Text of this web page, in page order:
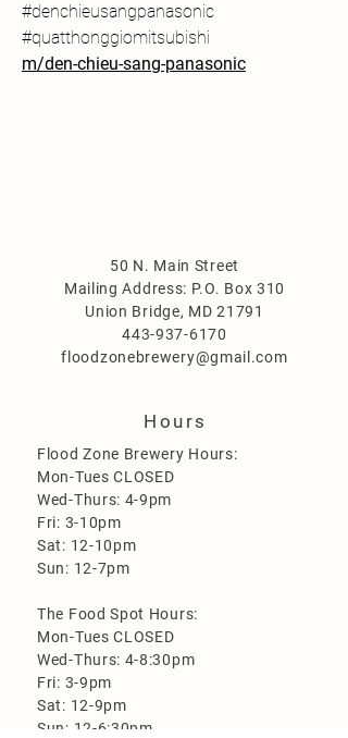
#denchieusangpanasonic
#quatthonggiomitsubishi
m/den-chieu-sang-panasonic
50 N. Main Street
Mailing Address: P.O. Box 310
Union Bridge, MD 21791
443-937-6170
floodzonebrewery@gmail.com
Hours
Flood Zone Brewery Hours:
Mon-Tues CLOSED
Wed-Thurs: 4-9pm
Fri: 3-10pm
Sat: 12-10pm
Sun: 12-7pm
The Food Spot Hours:
Mon-Tues CLOSED
Wed-Thurs: 4-8:30pm
Fri: 3-9pm
Sat: 12-9pm
Sun: 12-6:30pm